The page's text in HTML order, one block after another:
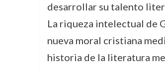
desarrollar su talento
La riqueza intelectual de
nueva moral cristiana
historia de la literatura